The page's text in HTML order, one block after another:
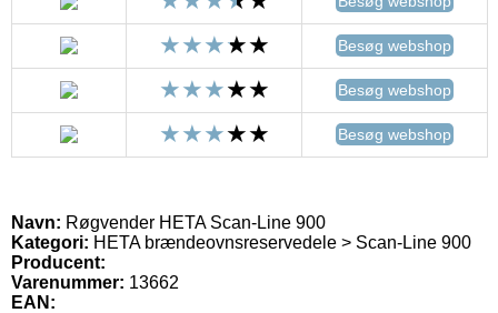
Besøg webshop
Besøg webshop
Besøg webshop
Navn: Røgvender HETA Scan-Line 900
Kategori: HETA brændeovnsreservedele > Scan-Line 900
Producent:
Varenummer: 13662
EAN: